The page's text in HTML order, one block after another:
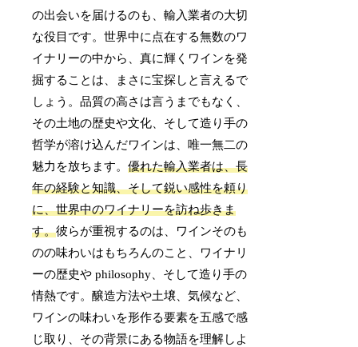
の出会いを届けるのも、輸入業者の大切
な役目です。世界中に点在する無数のワ
イナリーの中から、真に輝くワインを発
掘することは、まさに宝探しと言えるで
しょう。品質の高さは言うまでもなく、
その土地の歴史や文化、そして造り手の
哲学が溶け込んだワインは、唯一無二の
魅力を放ちます。優れた輸入業者は、長
年の経験と知識、そして鋭い感性を頼り
に、世界中のワイナリーを訪ね歩きま
す。彼らが重視するのは、ワインそのも
のの味わいはもちろんのこと、ワイナリ
ーの歴史や philosophy、そして造り手の
情熱です。醸造方法や土壌、気候など、
ワインの味わいを形作る要素を五感で感
じ取り、その背景にある物語を理解しよ